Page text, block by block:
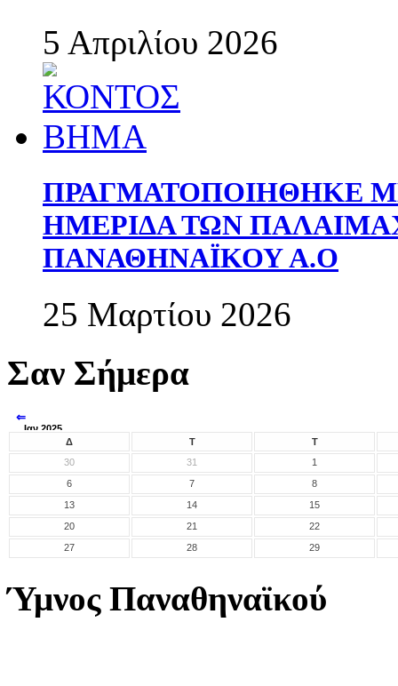
5 Απριλίου 2026
ΠΡΑΓΜΑΤΟΠΟΙΗΘΗΚΕ
ΗΜΕΡΙΔΑ ΤΩΝ
ΠΑΝΑΘΗΝΑΪΚΟΥ Α.Ο
25 Μαρτίου 2026
Σαν Σήμερα
⇐
Ιαν 2025
Δ Τ
Τ
30
31
1
6
7
8
13
14
15
20
21
22
27
28 29
Ύμνος Παναθηναϊκού